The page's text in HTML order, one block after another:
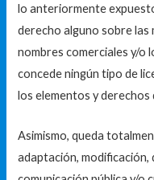
lo anteriormente
derecho alguno sobre
nombres comerciales y/o
concede ningún tipo de
los elementos y derechos
Asimismo, queda
adaptación, modificación,